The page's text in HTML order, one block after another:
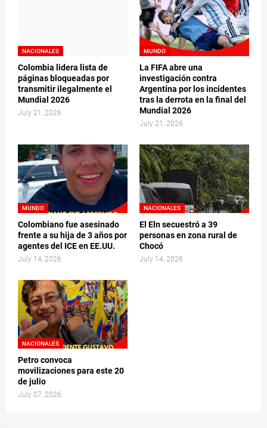
NACIONALES
Colombia lidera lista de
páginas bloqueadas por
transmitir ilegalmente el
Mundial 2026
July 21, 2026
MUNDO
La FIFA abre una
investigación contra
Argentina por los incidentes
tras la derrota en la final del
Mundial 2026
July 21, 2026
MUNDO
Colombiano fue asesinado
frente a su hija de 3 años por
agentes del ICE en EE.UU.
July 14, 2026
NACIONALES
El Eln secuestró a 39
personas en zona rural de
Chocó
July 14, 2026
NACIONALES
Petro convoca
movilizaciones para este 20
de julio
July 07, 2026